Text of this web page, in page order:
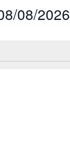
08/2026